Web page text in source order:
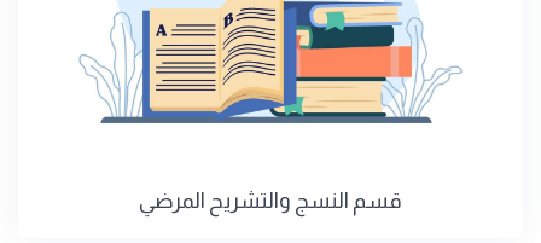
قسم النسج والتشريح المرضي